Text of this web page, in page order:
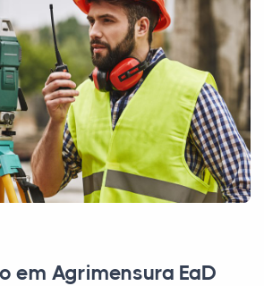
em Agrimensura EaD